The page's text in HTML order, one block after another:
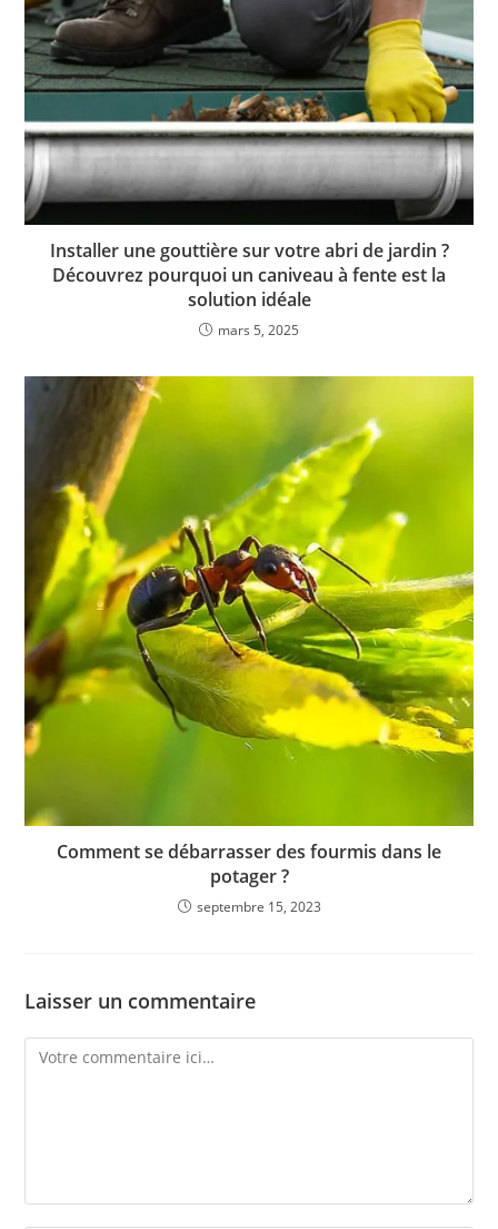
Installer une gouttière sur votre abri de jardin ?
Découvrez pourquoi un caniveau à fente est la
solution idéale
mars 5, 2025
Comment se débarrasser des fourmis dans le
potager ?
septembre 15, 2023
Laisser un commentaire